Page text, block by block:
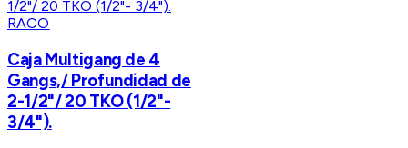
RACO
Caja Multigang de 4
Gangs,/ Profundidad de
2-1/2"/ 20 TKO (1/2"-
3/4").